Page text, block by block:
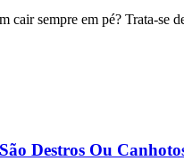
cair sempre em pé? Trata-se
Destros Ou